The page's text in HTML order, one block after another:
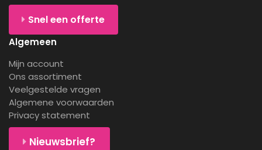
Snel een offerte
Algemeen
Mijn account
Ons assortiment
Veelgestelde vragen
Algemene voorwaarden
Privacy statement
Nieuwsbrief?